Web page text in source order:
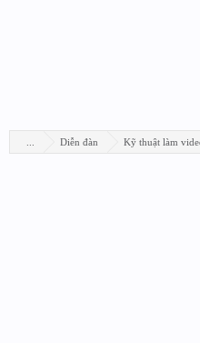
Diễn đàn Kỹ thuật làm